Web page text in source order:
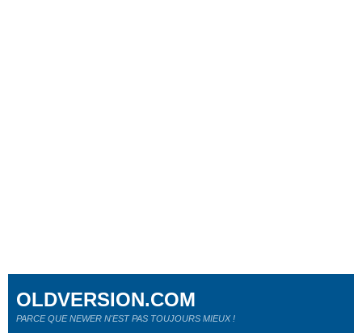
OLDVERSION.COM
PARCE QUE NEWER N'EST PAS TOUJOURS MIEUX !